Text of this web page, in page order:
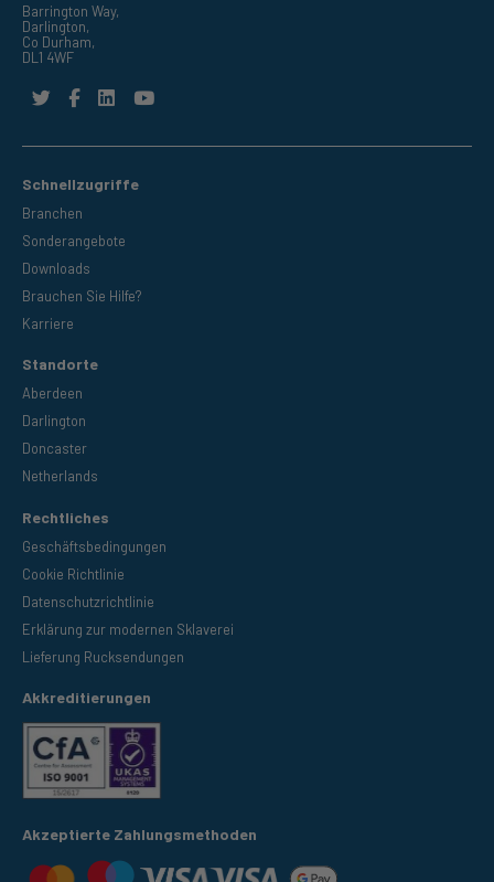
Barrington Way,
Darlington,
Co Durham,
DL1 4WF
Schnellzugriffe
Branchen
Sonderangebote
Downloads
Brauchen Sie Hilfe?
Karriere
Standorte
Aberdeen
Darlington
Doncaster
Netherlands
Rechtliches
Geschäftsbedingungen
Cookie Richtlinie
Datenschutzrichtlinie
Erklärung zur modernen Sklaverei
Lieferung Rucksendungen
Akkreditierungen
Akzeptierte Zahlungsmethoden